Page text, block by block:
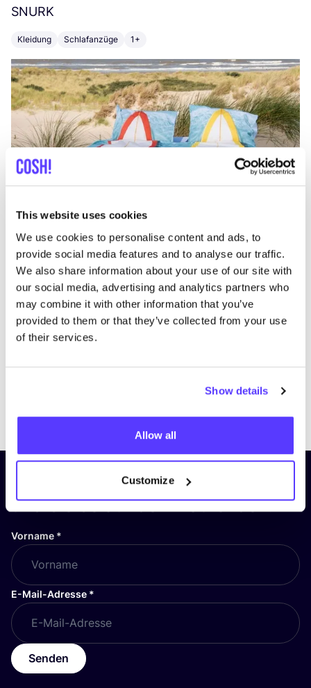
This website uses cookies
We use cookies to personalise content and ads, to
provide social media features and to analyse our traffic.
We also share information about your use of our site with
our social media, advertising and analytics partners who
may combine it with other information that you’ve
provided to them or that they’ve collected from your use
of their services.
Show details
Allow all
Customize
SNURK
Kleidung Schlafanzüge 1+
Abonniere unseren Newsletter
und bleibe auf dem Laufenden!
Vorname *
E-Mail-Adresse *
Senden